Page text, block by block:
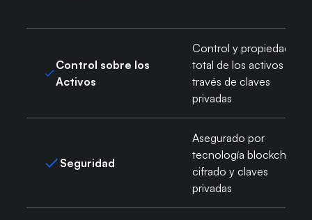
Control sobre los
Activos
Control y propiedad
total de los activos a
través de claves
privadas
Seguridad
Asegurado por
tecnología blockchain,
cifrado y claves
privadas